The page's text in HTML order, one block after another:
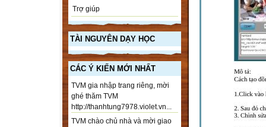
Trợ giúp
TÀI NGUYÊN DẠY HỌC
CÁC Ý KIẾN MỚI NHẤT
TVM gia nhập trang riêng, mời
ghé thăm TVM
http://thanhtung7978.violet.vn...
TVM chào chủ nhà và mời giao